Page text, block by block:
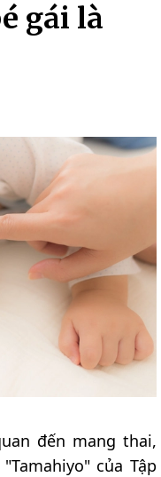
gái là
đến mang thai,
của Tập